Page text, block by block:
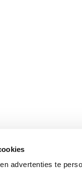
advertenties te